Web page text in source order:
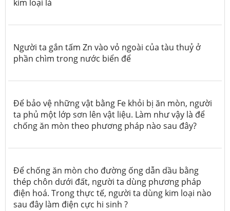
kim loại là
Người ta gắn tấm Zn vào vỏ ngoài của tàu thuỷ ở
phần chìm trong nước biển để
Để bảo vệ những vật bằng Fe khỏi bị ăn mòn, người
ta phủ một lớp sơn lên vật liệu. Làm như vậy là để
chống ăn mòn theo phương pháp nào sau đây?
Để chống ăn mòn cho đường ống dẫn dầu bằng
thép chôn dưới đất, người ta dùng phương pháp
điện hoá. Trong thực tế, người ta dùng kim loại nào
sau đây làm điện cực hi sinh ?